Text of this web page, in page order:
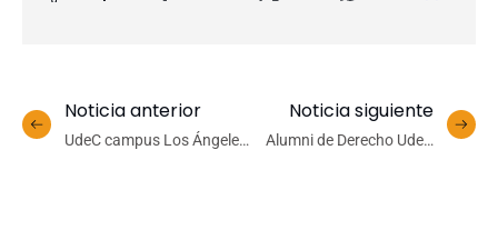
Noticia anterior
UdeC campus Los Ángeles
Noticia siguiente
Alumni de Derecho UdeC